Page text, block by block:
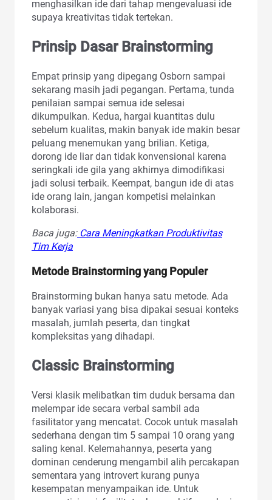
menghasilkan ide dari tahap mengevaluasi ide
supaya kreativitas tidak tertekan.
Prinsip Dasar Brainstorming
Empat prinsip yang dipegang Osborn sampai
sekarang masih jadi pegangan. Pertama, tunda
penilaian sampai semua ide selesai
dikumpulkan. Kedua, hargai kuantitas dulu
sebelum kualitas, makin banyak ide makin besar
peluang menemukan yang brilian. Ketiga,
dorong ide liar dan tidak konvensional karena
seringkali ide gila yang akhirnya dimodifikasi
jadi solusi terbaik. Keempat, bangun ide di atas
ide orang lain, jangan kompetisi melainkan
kolaborasi.
Baca juga: Cara Meningkatkan Produktivitas
Tim Kerja
Metode Brainstorming yang Populer
Brainstorming bukan hanya satu metode. Ada
banyak variasi yang bisa dipakai sesuai konteks
masalah, jumlah peserta, dan tingkat
kompleksitas yang dihadapi.
Classic Brainstorming
Versi klasik melibatkan tim duduk bersama dan
melempar ide secara verbal sambil ada
fasilitator yang mencatat. Cocok untuk masalah
sederhana dengan tim 5 sampai 10 orang yang
saling kenal. Kelemahannya, peserta yang
dominan cenderung mengambil alih percakapan
sementara yang introvert kurang punya
kesempatan menyampaikan ide. Untuk